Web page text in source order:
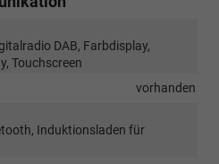
DAB, Farbdisplay,
Touchscreen
vorhanden
Induktionsladen für